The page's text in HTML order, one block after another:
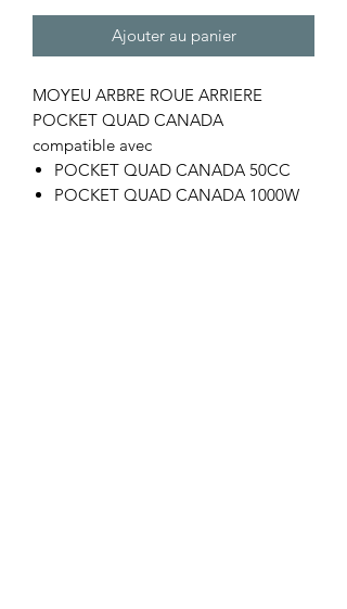
Ajouter au panier
MOYEU ARBRE ROUE ARRIERE
POCKET QUAD CANADA
compatible avec
POCKET QUAD CANADA 50CC
POCKET QUAD CANADA 1000W